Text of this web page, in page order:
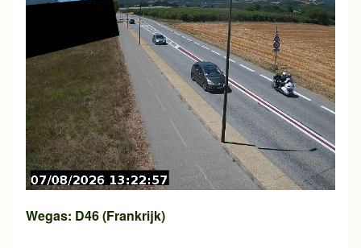
Wegas: D46 (Frankrijk)